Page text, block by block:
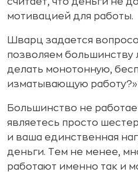
мотивацией для работы.
Шварц задается
позволяем большинству
делать монотонную,
изматывающую работу?»
Большинство не
являетесь просто
и ваша единственная
деньги. Тем не менее,
работают именно так и